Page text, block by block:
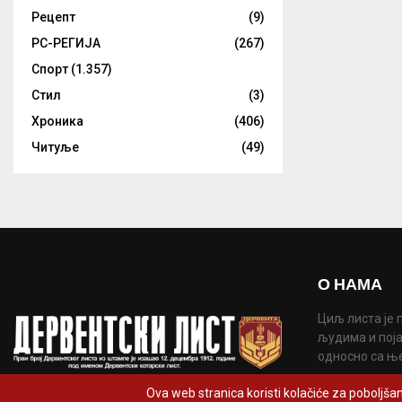
Рецепт
(9)
РС-РЕГИЈА
(267)
Спорт (1.357)
Стил
(3)
Хроника
(406)
Читуље
(49)
О НАМА
Циљ листа
људима и
односно са
Контакт:
Ova web stranica koristi kolačiće za